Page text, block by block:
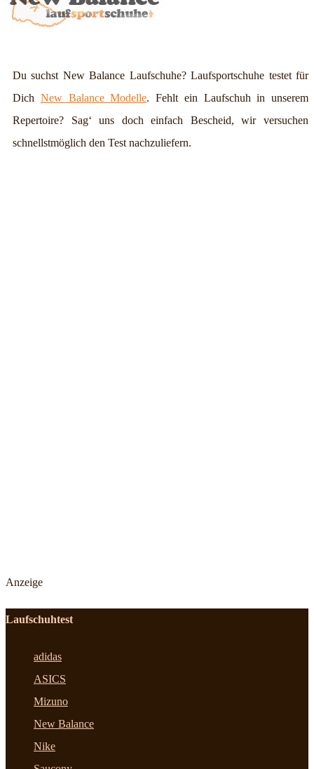
Du suchst New Balance Laufschuhe? Laufsportschuhe testet für
Dich New Balance Modelle. Fehlt ein Laufschuh in unserem
Repertoire? Sag‘ uns doch einfach Bescheid, wir versuchen
schnellstmöglich den Test nachzuliefern.
Anzeige
Laufschuhtest
adidas
ASICS
Mizuno
New Balance
Nike